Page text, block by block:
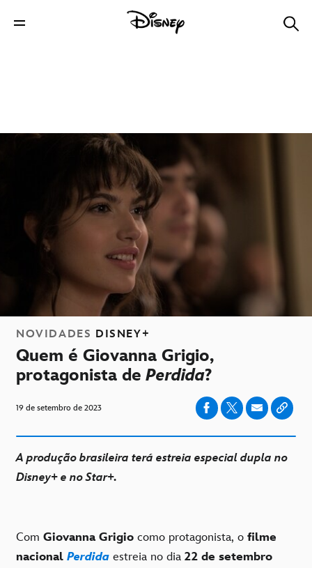
NOVIDADES DISNEY+
Quem é Giovanna Grigio,
protagonista de Perdida?
19 de setembro de 2023
A produção brasileira terá estreia especial dupla no
Disney+ e no Star+.
Com Giovanna Grigio como protagonista, o filme
nacional Perdida estreia no dia 22 de setembro